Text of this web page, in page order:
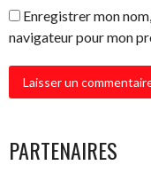
Enregistrer mon
navigateur pour mon
PARTENAIRES